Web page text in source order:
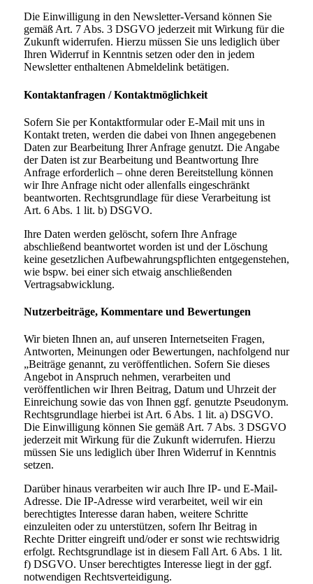
Die Einwilligung in den Newsletter-Versand können Sie
gemäß Art. 7 Abs. 3 DSGVO jederzeit mit Wirkung für die
Zukunft widerrufen. Hierzu müssen Sie uns lediglich über
Ihren Widerruf in Kenntnis setzen oder den in jedem
Newsletter enthaltenen Abmeldelink betätigen.
Kontaktanfragen / Kontaktmöglichkeit
Sofern Sie per Kontaktformular oder E-Mail mit uns in
Kontakt treten, werden die dabei von Ihnen angegebenen
Daten zur Bearbeitung Ihrer Anfrage genutzt. Die Angabe
der Daten ist zur Bearbeitung und Beantwortung Ihre
Anfrage erforderlich – ohne deren Bereitstellung können
wir Ihre Anfrage nicht oder allenfalls eingeschränkt
beantworten. Rechtsgrundlage für diese Verarbeitung ist
Art. 6 Abs. 1 lit. b) DSGVO.
Ihre Daten werden gelöscht, sofern Ihre Anfrage
abschließend beantwortet worden ist und der Löschung
keine gesetzlichen Aufbewahrungspflichten entgegenstehen,
wie bspw. bei einer sich etwaig anschließenden
Vertragsabwicklung.
Nutzerbeiträge, Kommentare und Bewertungen
Wir bieten Ihnen an, auf unseren Internetseiten Fragen,
Antworten, Meinungen oder Bewertungen, nachfolgend nur
„Beiträge genannt, zu veröffentlichen. Sofern Sie dieses
Angebot in Anspruch nehmen, verarbeiten und
veröffentlichen wir Ihren Beitrag, Datum und Uhrzeit der
Einreichung sowie das von Ihnen ggf. genutzte Pseudonym.
Rechtsgrundlage hierbei ist Art. 6 Abs. 1 lit. a) DSGVO.
Die Einwilligung können Sie gemäß Art. 7 Abs. 3 DSGVO
jederzeit mit Wirkung für die Zukunft widerrufen. Hierzu
müssen Sie uns lediglich über Ihren Widerruf in Kenntnis
setzen.
Darüber hinaus verarbeiten wir auch Ihre IP- und E-Mail-
Adresse. Die IP-Adresse wird verarbeitet, weil wir ein
berechtigtes Interesse daran haben, weitere Schritte
einzuleiten oder zu unterstützen, sofern Ihr Beitrag in
Rechte Dritter eingreift und/oder er sonst wie rechtswidrig
erfolgt. Rechtsgrundlage ist in diesem Fall Art. 6 Abs. 1 lit.
f) DSGVO. Unser berechtigtes Interesse liegt in der ggf.
notwendigen Rechtsverteidigung.